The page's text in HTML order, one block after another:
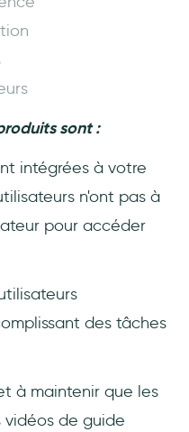
sont :
intégrées à votre
n'ont pas à
pour accéder
des tâches
à maintenir que les
de guide